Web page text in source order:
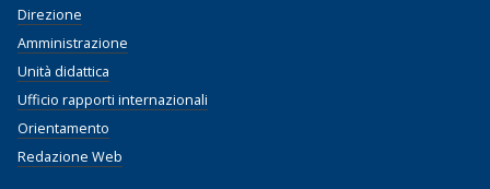
Direzione
Amministrazione
Unità didattica
Ufficio rapporti internazionali
Orientamento
Redazione Web